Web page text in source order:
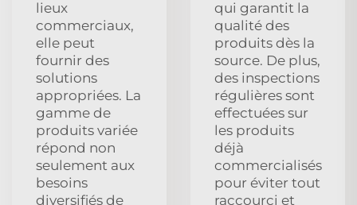
lieux
commerciaux,
elle peut
fournir des
solutions
appropriées. La
gamme de
produits variée
répond non
seulement aux
besoins
diversifiés de
qui garantit la
qualité des
produits dès la
source. De plus,
des inspections
régulières sont
effectuées sur
les produits
déjà
commercialisés
pour éviter tout
raccourci et